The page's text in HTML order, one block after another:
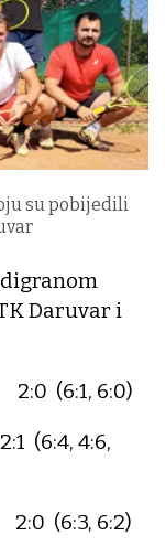
su pobijedili
Daruvar i
(6:1, 6:0)
(6:4, 4:6,
(6:3, 6:2)